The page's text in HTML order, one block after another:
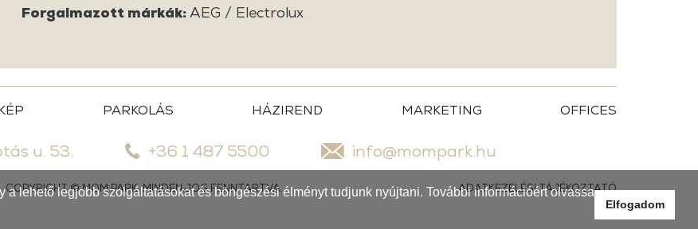
Forgalmazott márkák:AEG / Electrolux
PARKOLÁS HÁZIREND MARKETING OFFICES
u. 53. +36 1 487 5500 info@mompark.hu
ADATKEZELÉSI TÁJÉKOZTATÓ
COPYRIGHT © MOM PARK. MINDEN JOG FENNTARTVA.
lehető legjobb szolgáltatásokat és böngészési élményt tudjunk nyújtani. További információért olvassa
Elfogadom